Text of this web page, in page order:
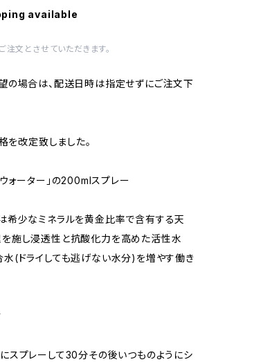
available
文とさせていただきます。
の場合は、配送日時は指定せずにご注文下
改定致しました。
ォーター」の200mlスプレー
希少なミネラルを黄金比率で含有する天
施し浸透性と抗酸化力を高めた活性水
(ドライしても逃げない水分)を増やす働き
スプレーして30分その後いつものようにシ